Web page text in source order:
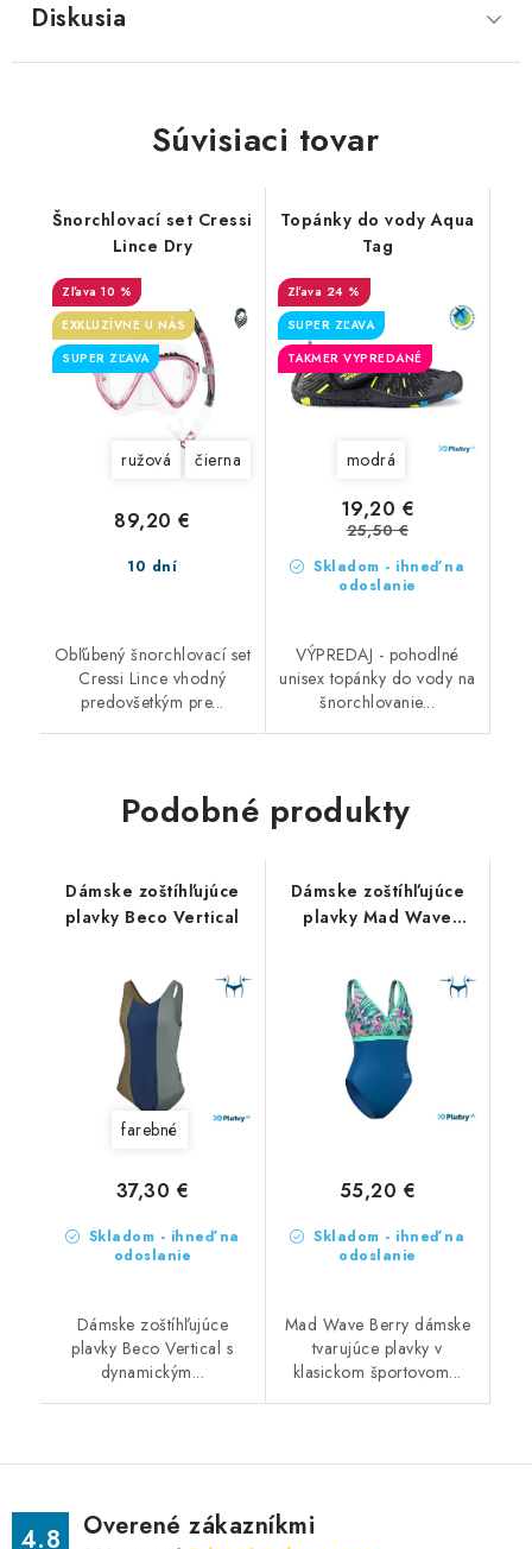
Diskusia
Súvisiaci tovar
Šnorchlovací set Cressi
Lince Dry
10 %
EXKLUZÍVNE U NÁS
SUPER ZĽAVA
ružová čierna
10 dní
89,20 €
Obľúbený šnorchlovací set
Cressi Lince vhodný
predovšetkým pre...
Topánky do vody Aqua
Tag
24 %
SUPER ZĽAVA
TAKMER VYPREDANÉ
modrá
Skladom - ihneď na
odoslanie
19,20 €
25,50 €
VÝPREDAJ - pohodlné
unisex topánky do vody na
šnorchlovanie...
Podobné produkty
Dámske zoštíhľujúce
plavky Beco Vertical
farebné
Skladom - ihneď na
odoslanie
37,30 €
Dámske zoštíhľujúce
plavky Beco Vertical s
dynamickým...
Dámske zoštíhľujúce
plavky Mad Wave
Skladom - ihneď na
odoslanie
55,20 €
Mad Wave Berry dámske
tvarujúce plavky v
klasickom športovom...
4.8 Overené zákazníkmi